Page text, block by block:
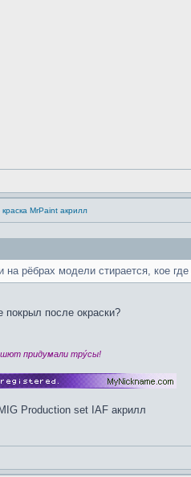
краска MrPaint акрилл
на рёбрах модели стирается, кое
покрыл после окраски?
придумали трýсы!